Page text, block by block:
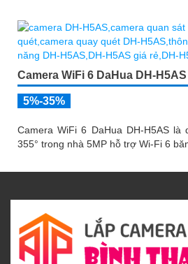
Camera WiFi 6 DaHua DH-H5AS
5%-35%
Camera WiFi 6 DaHua DH-H5AS là
355° trong nhà 5MP hỗ trợ Wi-Fi 6